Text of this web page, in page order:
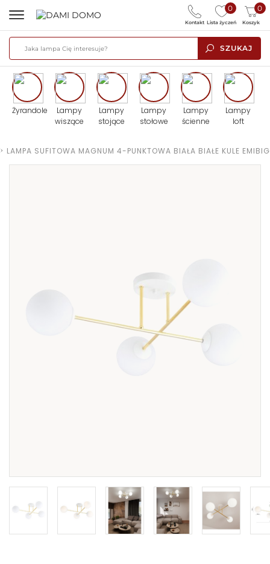
SZUKAJ
0
Lista życzeń
0
Koszyk
Kontakt
Żyrandole
Lampy
wiszące
Lampy
stojące
Lampy
stołowe
Lampy
ścienne
Lampy
loft
> LAMPA SUFITOWA MAGNUM 4-PUNKTOWA BIAŁA BIAŁE KULE EMIBIG